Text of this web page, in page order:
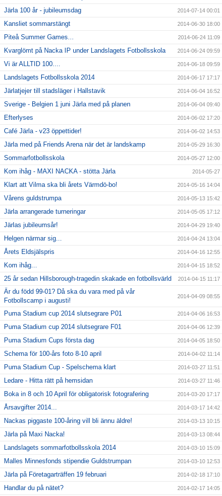
Järla 100 år - jubileumsdag 2014-07-14 00:01
Kansliet sommarstängt 2014-06-30 18:00
Piteå Summer Games... 2014-06-24 11:09
Kvarglömt på Nacka IP under Landslagets Fotbollsskola 2014-06-24 09:59
Vi är ALLTID 100.... 2014-06-18 09:59
Landslagets Fotbollsskola 2014 2014-06-17 17:17
Järlatjejer till stadsläger i Hallstavik 2014-06-04 16:52
Sverige - Belgien 1 juni Järla med på planen 2014-06-04 09:40
Efterlyses 2014-06-02 17:20
Café Järla - v23 öppettider! 2014-06-02 14:53
Järla med på Friends Arena när det är landskamp 2014-05-29 16:30
Sommarfotbollsskola 2014-05-27 12:00
Kom ihåg - MAXI NACKA - stötta Järla 2014-05-27
Klart att Vilma ska bli årets Värmdö-bo! 2014-05-16 14:04
Vårens guldstrumpa 2014-05-13 15:42
Järla arrangerade turneringar 2014-05-05 17:12
Järlas jubileumsår! 2014-04-29 19:40
Helgen närmar sig... 2014-04-24 13:04
Årets Eldsjälspris 2014-04-16 12:55
Kom ihåg... 2014-04-15 18:52
25 år sedan Hillsborough-tragedin skakade en fotbollsvärld 2014-04-15 11:17
Är du född 99-01? Då ska du vara med på vår
Fotbollscamp i augusti!
2014-04-09 08:55
Puma Stadium cup 2014 slutsegrare P01 2014-04-06 16:53
Puma Stadium cup 2014 slutsegrare F01 2014-04-06 12:39
Puma Stadium Cups första dag 2014-04-05 18:50
Schema för 100-års foto 8-10 april 2014-04-02 11:14
Puma Stadium Cup - Spelschema klart 2014-03-27 11:51
Ledare - Hitta rätt på hemsidan 2014-03-27 11:46
Boka in 8 och 10 April för obligatorisk fotografering 2014-03-20 17:17
Årsavgifter 2014... 2014-03-17 14:42
Nackas piggaste 100-åring vill bli ännu äldre! 2014-03-13 10:15
Järla på Maxi Nacka! 2014-03-13 08:44
Landslagets sommarfotbollsskola 2014 2014-03-10 15:09
Malles Minnesfonds stipendie Guldstrumpan 2014-03-10 12:53
Järla på Företagarträffen 19 februari 2014-02-18 17:10
Handlar du på nätet? 2014-02-17 14:05